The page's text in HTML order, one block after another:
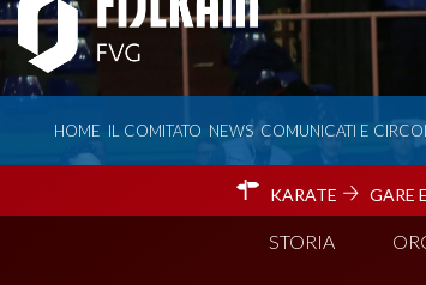
HOME IL COMITATO NEWS COMUNICATI E
KARATE GARE
STORIA